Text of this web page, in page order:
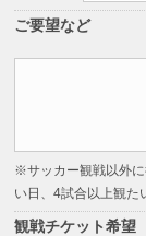
ご要望など
※サッカー観戦以外
い日、4試合以上観た
観戦チケット希望